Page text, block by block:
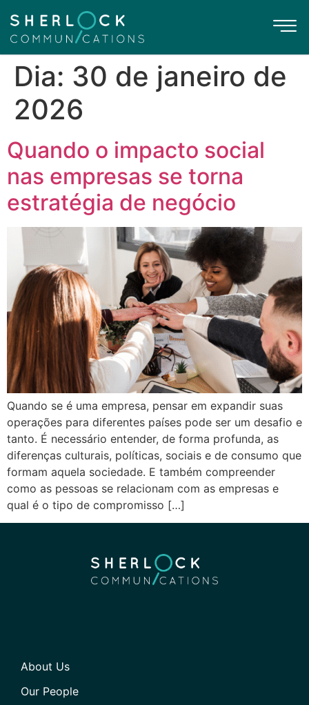
Dia: 30 de janeiro de
2026
Quando o impacto social
nas empresas se torna
estratégia de negócio
Quando se é uma empresa, pensar em expandir suas
operações para diferentes países pode ser um desafio e
tanto. É necessário entender, de forma profunda, as
diferenças culturais, políticas, sociais e de consumo que
formam aquela sociedade. E também compreender
como as pessoas se relacionam com as empresas e
qual é o tipo de compromisso […]
About Us
Our People